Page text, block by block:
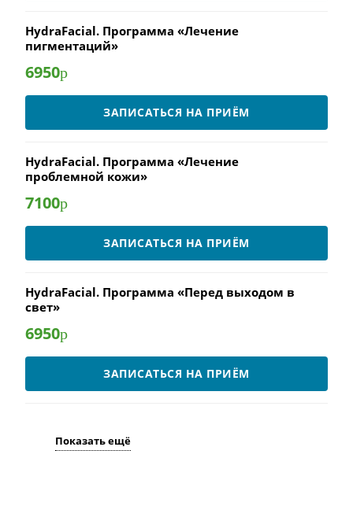
HydraFacial. Программа «Лечение
пигментаций»
6950р
ЗАПИСАТЬСЯ НА ПРИЁМ
HydraFacial. Программа «Лечение
проблемной кожи»
7100р
ЗАПИСАТЬСЯ НА ПРИЁМ
HydraFacial. Программа «Перед выходом в
свет»
6950р
ЗАПИСАТЬСЯ НА ПРИЁМ
Показать ещё